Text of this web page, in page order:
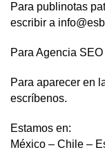
Para publinotas
escribir a
Para Agencia
Para aparecer en
escríbenos.
Estamos en:
México – Chile –